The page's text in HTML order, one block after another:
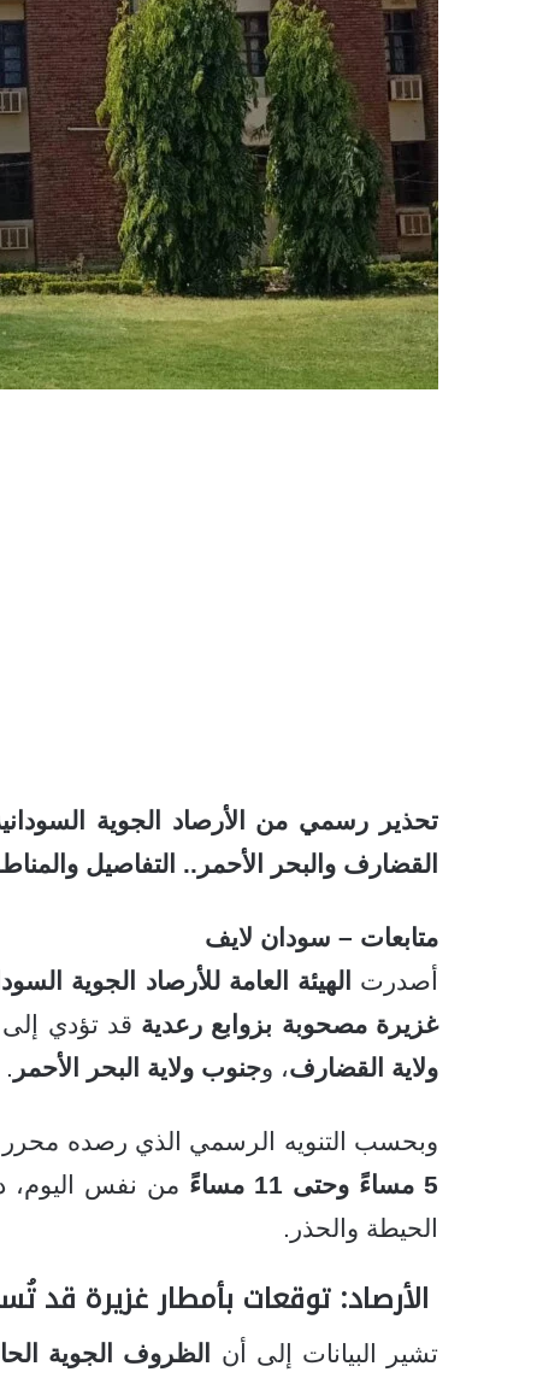
تحذير رسمي من الأرصاد الجوية
القضارف والبحر الأحمر.. التفاصيل
متابعات – سودان لايف
أصدرت
الهيئة العامة للأرصاد الجوية
غزيرة مصحوبة بزوابع رعدية قد تؤدي
ولاية القضارف، وجنوب ولاية البحر الأحمر .
وبحسب التنويه الرسمي الذي رصده محرر
5 مساءً وحتى 11 مساءً
من نفس اليوم،
الحيطة والحذر.
الأرصاد: توقعات بأمطار غزيرة قد
تشير البيانات إلى أن الظروف الجوية